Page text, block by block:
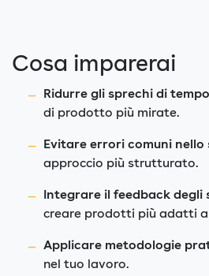
Cosa imparerai
Ridurre gli sprechi di
di prodotto più mirate.
Evitare errori comuni nello
approccio più strutturato.
Integrare il feedback degli
creare prodotti più adatti
Applicare metodologie
nel tuo lavoro.